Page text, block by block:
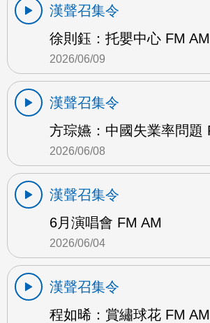
漢聲召集令
徐則鈺：托嬰中心 FM AM
2026/06/09
漢聲召集令
方琮嬿：中國失業率問題
2026/06/08
漢聲召集令
6月演唱會 FM AM
2026/06/04
漢聲召集令
程如晞：賞繡球花 FM AM